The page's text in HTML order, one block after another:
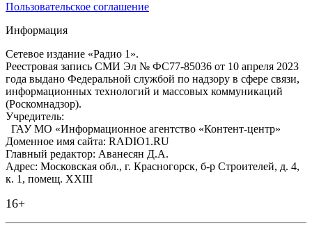
Пользовательское соглашение
Информация
Сетевое издание «Радио 1».
Реестровая запись СМИ Эл № ФС77-85036 от 10 апреля 2023
года выдано Федеральной службой по надзору в сфере связи,
информационных технологий и массовых коммуникаций
(Роскомнадзор).
Учредитель:
ГАУ МО «Информационное агентство «Контент-центр»
Доменное имя сайта: RADIO1.RU
Главный редактор: Аванесян Д.А.
Адрес: Московская обл., г. Красногорск, б-р Строителей, д. 4,
к. 1, помещ. XXIII
16+